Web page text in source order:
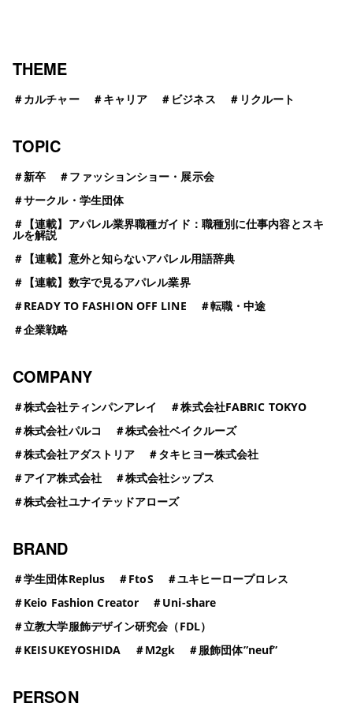
シ
THEME
＃カルチャー ＃キャリア ＃ ビジネス ＃ リクルート
TOPIC
＃新卒 ＃ファッションショー・展示会
＃サークル・学生団体
＃ 【連載】アパレル業界職種ガイド：職種別に仕事内容とスキ
ルを解説
＃ 【連載】意外と知らないアパレル用語辞典
＃ 【連載】数字で見るアパレル業界
＃READY TO FASHION OFF LINE ＃転職・中途
＃企業戦略
COMPANY
＃株式会社ティンパンアレイ ＃株式会社FABRIC TOKYO
＃株式会社パルコ ＃株式会社ベイクルーズ
＃株式会社アダストリア ＃タキヒヨー株式会社
＃アイア株式会社 ＃株式会社シップス
＃株式会社ユナイテッドアローズ
BRAND
＃学生団体Replus ＃FtoS ＃ユキヒーロープロレス
＃Keio Fashion Creator ＃Uni-share
＃立教大学服飾デザイン研究会（FDL）
＃KEISUKEYOSHIDA ＃M2gk ＃服飾団体”neuf”
PERSON